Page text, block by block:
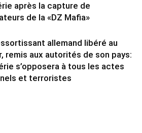
après la capture de
de la «DZ Mafia»
allemand libéré au
remis aux autorités de son pays:
s’opposera à tous les actes
et terroristes